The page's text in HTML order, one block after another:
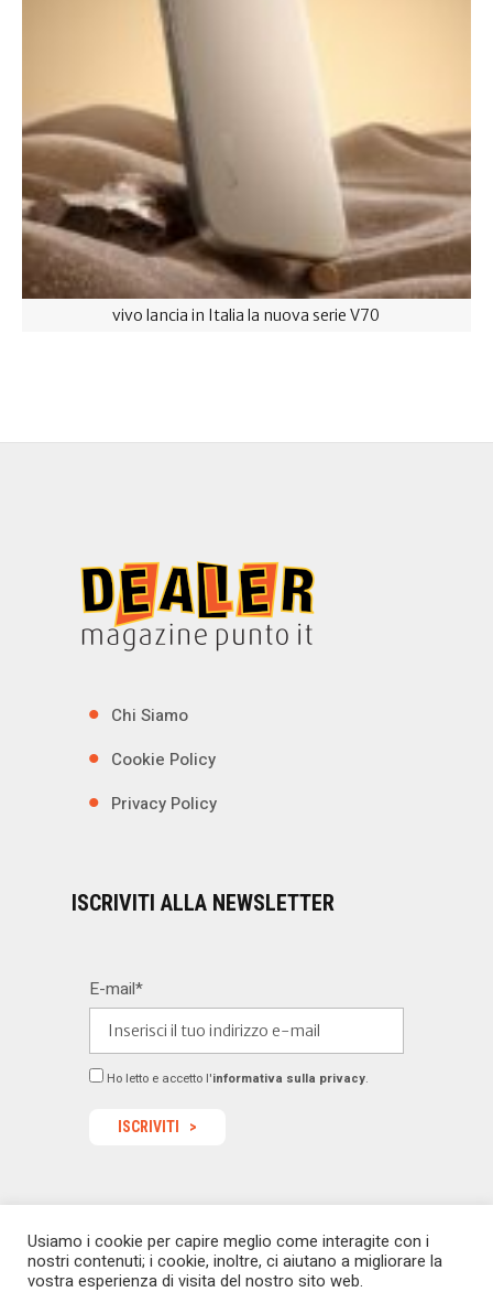
vivo lancia in Italia la nuova serie V70
Chi Siamo
Cookie Policy
Privacy Policy
ISCRIVITI ALLA NEWSLETTER
E-mail*
Ho letto e accetto l'informativa sulla privacy.
© 2022 Dealermagazine.it - Tutti i diritti riservati -
redazione@dealermagazine.itsito realizzato da
Usiamo i cookie per capire meglio come interagite con i
nostri contenuti; i cookie, inoltre, ci aiutano a migliorare la
vostra esperienza di visita del nostro sito web.